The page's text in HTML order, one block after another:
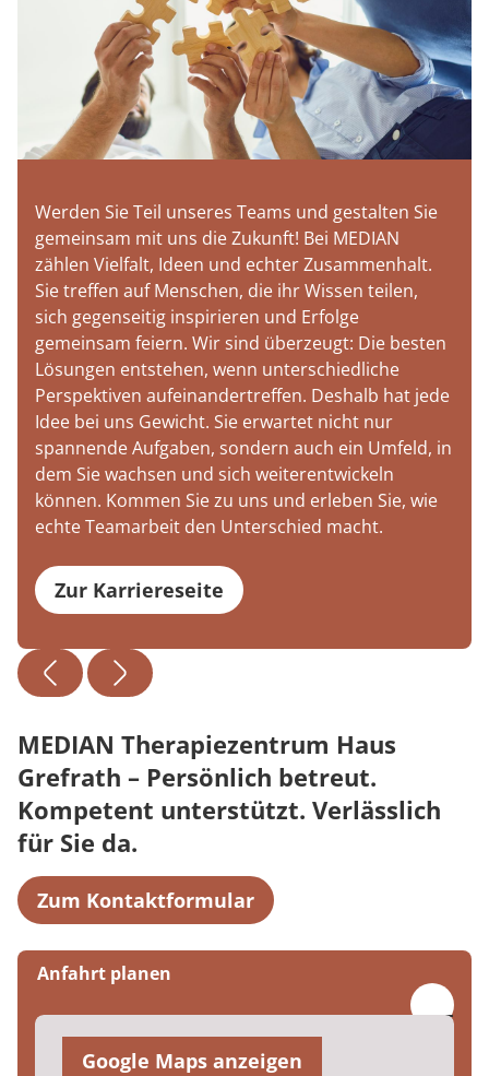
Werden Sie Teil unseres Teams und gestalten Sie
gemeinsam mit uns die Zukunft! Bei MEDIAN
zählen Vielfalt, Ideen und echter Zusammenhalt.
Sie treffen auf Menschen, die ihr Wissen teilen,
sich gegenseitig inspirieren und Erfolge
gemeinsam feiern. Wir sind überzeugt: Die besten
Lösungen entstehen, wenn unterschiedliche
Perspektiven aufeinandertreffen. Deshalb hat jede
Idee bei uns Gewicht. Sie erwartet nicht nur
spannende Aufgaben, sondern auch ein Umfeld, in
dem Sie wachsen und sich weiterentwickeln
können. Kommen Sie zu uns und erleben Sie, wie
echte Teamarbeit den Unterschied macht.
Zur Karriereseite
MEDIAN Therapiezentrum Haus
Grefrath – Persönlich betreut.
Kompetent unterstützt. Verlässlich
für Sie da.
Zum Kontaktformular
Anfahrt planen
Google Maps anzeigen